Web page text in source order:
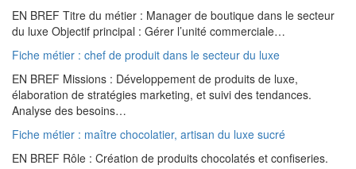
EN BREF Titre du métier : Manager de boutique dans le secteur
du luxe Objectif principal : Gérer l’unité commerciale…
Fiche métier : chef de produit dans le secteur du luxe
EN BREF Missions : Développement de produits de luxe,
élaboration de stratégies marketing, et suivi des tendances.
Analyse des besoins…
Fiche métier : maître chocolatier, artisan du luxe sucré
EN BREF Rôle : Création de produits chocolatés et confiseries.